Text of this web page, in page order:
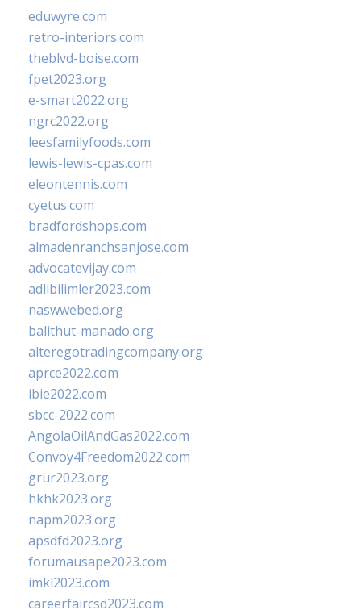
eduwyre.com
retro-interiors.com
theblvd-boise.com
fpet2023.org
e-smart2022.org
ngrc2022.org
leesfamilyfoods.com
lewis-lewis-cpas.com
eleontennis.com
cyetus.com
bradfordshops.com
almadenranchsanjose.com
advocatevijay.com
adlibilimler2023.com
naswwebed.org
balithut-manado.org
alteregotradingcompany.org
aprce2022.com
ibie2022.com
sbcc-2022.com
AngolaOilAndGas2022.com
Convoy4Freedom2022.com
grur2023.org
hkhk2023.org
napm2023.org
apsdfd2023.org
forumausape2023.com
imkl2023.com
careerfaircsd2023.com